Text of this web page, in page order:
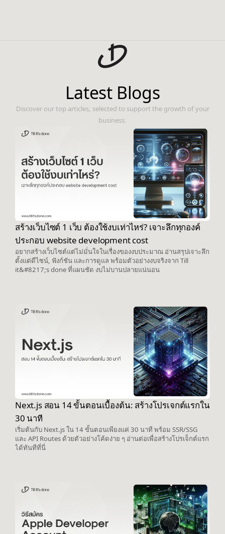
Latest Blogs
Discover our top articles, selected to support the growth of your
business.
สร้างเว็บไซต์ 1 เว็บ ต้องใช้งบเท่าไหร่? เจาะลึกทุกองค์
ประกอบ website development cost
อยากสร้างเว็บไซต์แต่ไม่มั่นใจในเรื่องของงบประมาณ อ่านสรุปเจาะลึก
ตั้งแต่ดีไซน์, ฟังก์ชัน และการดูแล พร้อมตัวอย่างงบจริงจาก Till
it&#8217;s done ที่แผนชัด งบไม่บานปลายแน่นอน
Next.js สอน 14 ขั้นตอนเบื้องต้น: สร้างโปรเจกต์แรกใน
30 นาที
เริ่มต้นกับ Next.js ใน 14 ขั้นตอนเพียงแค่ 30 นาที พร้อม SSR/SSG
และ API Routes ด้วยตัวอย่างโค้ดง่าย ๆ อ่านต่อเพื่อสร้างโปรเจ็กต์แรก
ได้ทันทีที่นี่